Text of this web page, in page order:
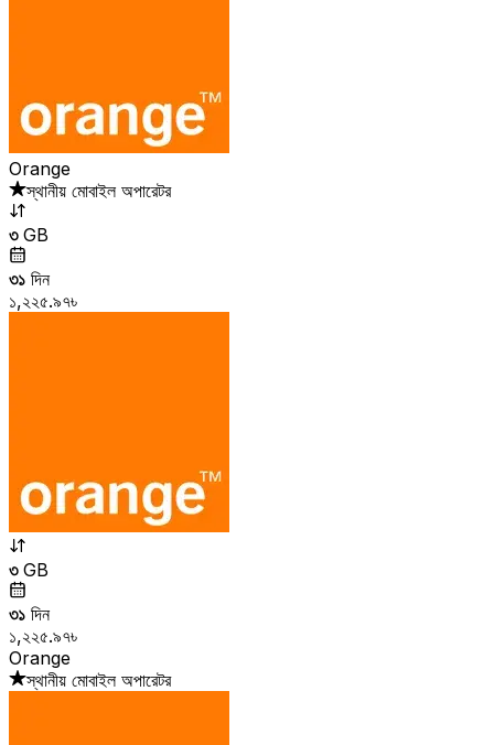
Orange
স্থানীয় মোবাইল অপারেটর
৩GB
৩১ দিন
১,২২৫.৯৭৳
৩GB
৩১ দিন
১,২২৫.৯৭৳
Orange
স্থানীয় মোবাইল অপারেটর